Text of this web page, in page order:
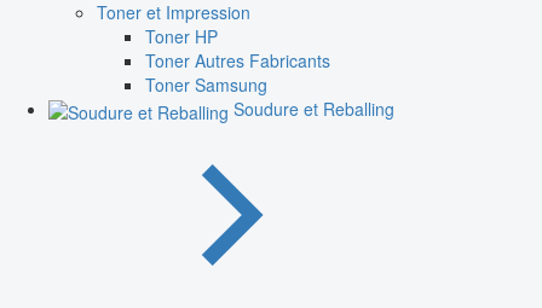
Toner et Impression
Toner HP
Toner Autres Fabricants
Toner Samsung
Soudure et Reballing